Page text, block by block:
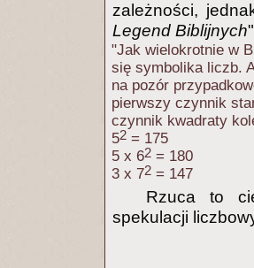
zależności,
Legend Biblijnych
"Jak wielokrotnie w
się symbolika liczb.
na pozór
pierwszy czynnik
czynnik kwadraty
52 = 175
5 x 62 = 180
3 x 72 = 147
Rzuca to
spekulacji